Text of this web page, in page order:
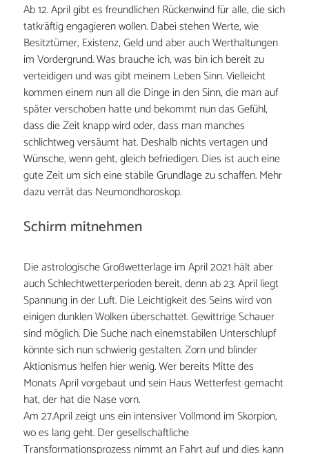
Ab 12. April gibt es freundlichen Rückenwind für alle, die sich
tatkräftig engagieren wollen. Dabei stehen Werte, wie
Besitztümer, Existenz, Geld und aber auch Werthaltungen
im Vordergrund. Was brauche ich, was bin ich bereit zu
verteidigen und was gibt meinem Leben Sinn. Vielleicht
kommen einem nun all die Dinge in den Sinn, die man auf
später verschoben hatte und bekommt nun das Gefühl,
dass die Zeit knapp wird oder, dass man manches
schlichtweg versäumt hat. Deshalb nichts vertagen und
Wünsche, wenn geht, gleich befriedigen. Dies ist auch eine
gute Zeit um sich eine stabile Grundlage zu schaffen. Mehr
dazu verrät das Neumondhoroskop.
Schirm mitnehmen
Die astrologische Großwetterlage im April 2021 hält aber
auch Schlechtwetterperioden bereit, denn ab 23. April liegt
Spannung in der Luft. Die Leichtigkeit des Seins wird von
einigen dunklen Wolken überschattet. Gewittrige Schauer
sind möglich. Die Suche nach einemstabilen Unterschlupf
könnte sich nun schwierig gestalten. Zorn und blinder
Aktionismus helfen hier wenig. Wer bereits Mitte des
Monats April vorgebaut und sein Haus Wetterfest gemacht
hat, der hat die Nase vorn.
Am 27.April zeigt uns ein intensiver Vollmond im Skorpion,
wo es lang geht. Der gesellschaftliche
Transformationsprozess nimmt an Fahrt auf und dies kann